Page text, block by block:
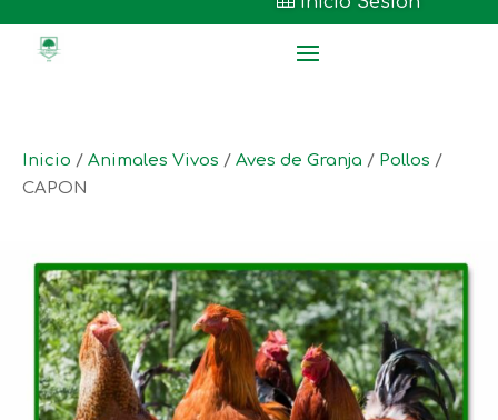
Inicio / Animales Vivos / Aves de Granja / Pollos /
CAPON